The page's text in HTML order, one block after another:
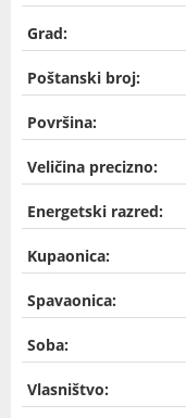
Grad:
Poštanski broj:
Površina:
Veličina precizno:
Energetski razred:
Kupaonica:
Spavaonica:
Soba:
Vlasništvo: